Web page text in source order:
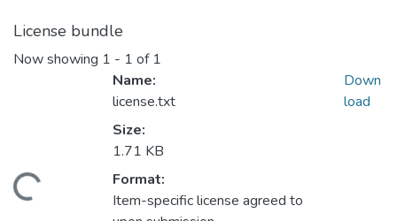
License bundle
Now showing 1 - 1 of 1
Name:
license.txt
Size:
1.71 KB
Format:
Item-specific license agreed to
Down
load